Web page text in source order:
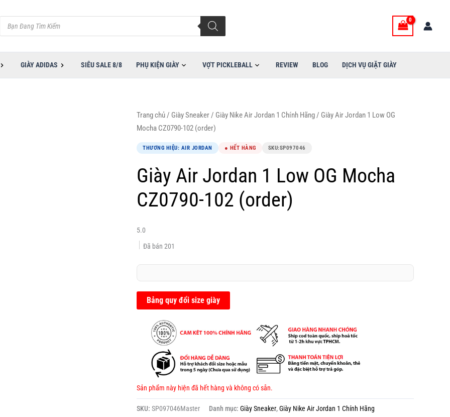
Tìm
kiếm
sản
GIÀY ADIDAS SIÊU SALE 8/8 PHỤ KIỆN GIÀY VỢT PICKLEBALL REVIEW BLOG DỊCH VỤ GIẶT GIÀY
Trang chủ/ Giày Sneaker/ Giày Nike Air Jordan 1 Chính Hãng/ Giày Air Jordan 1 Low OG
Mocha CZ0790-102 (order)
THƯƠNG HIỆU: AIR JORDAN ● HẾT HÀNG SKU:SP097046
Giày Air Jordan 1 Low OG Mocha
CZ0790-102 (order)
5.0
Đã bán 201
Bảng quy đổi size giày
Sản phẩm này hiện đã hết hàng và không có sẵn.
SKU: SP097046Master Danh mục: Giày Sneaker,Giày Nike Air Jordan 1 Chính Hãng